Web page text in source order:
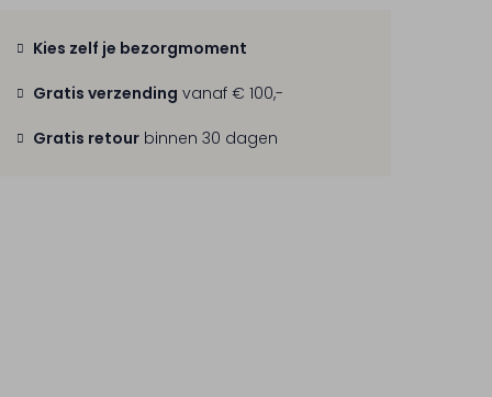
Kies zelf je bezorgmoment
Gratis verzending vanaf € 100,-
Gratis retour binnen 30 dagen